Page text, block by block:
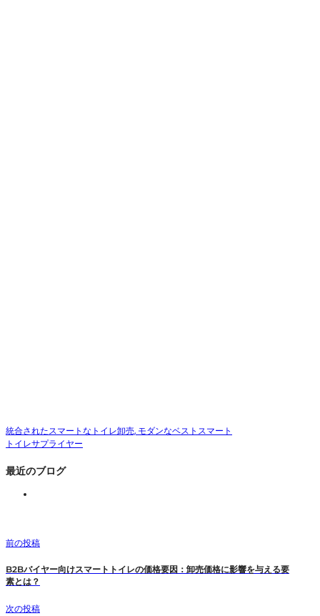
統合されたスマートなトイレ卸売, モダンなベストスマート
トイレサプライヤー
最近のブログ
前の投稿
B2Bバイヤー向けスマートトイレの価格要因：卸売価格に影響を与える要
素とは？
次の投稿